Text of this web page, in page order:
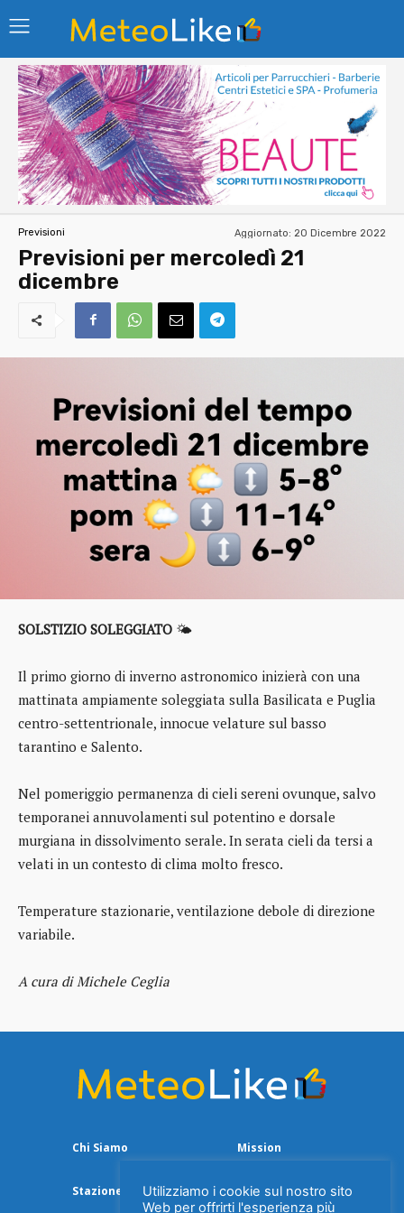
Previsioni Aggiornato: 20 Dicembre 2022
Previsioni per mercoledì 21
dicembre
SOLSTIZIO SOLEGGIATO 🌤️
Il primo giorno di inverno astronomico inizierà con una
mattinata ampiamente soleggiata sulla Basilicata e Puglia
centro-settentrionale, innocue velature sul basso
tarantino e Salento.
Nel pomeriggio permanenza di cieli sereni ovunque, salvo
temporanei annuvolamenti sul potentino e dorsale
murgiana in dissolvimento serale. In serata cieli da tersi a
velati in un contesto di clima molto fresco.
Temperature stazionarie, ventilazione debole di direzione
variabile.
A cura di Michele Ceglia
Chi Siamo Mission
Stazione MeteoUtilizziamo i cookie sul nostro sito
Web per offrirti l'esperienza più